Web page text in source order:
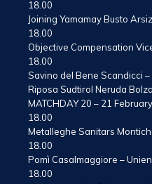
18.00
Joining Yamamay Busto
18.00
Objective Compensation
18.00
Savino del Bene Scandicci –
Riposa Sudtirol Neruda
MATCHDAY 20 – 21
18.00
Metalleghe Sanitars
18.00
Pomì Casalmaggiore –
18.00